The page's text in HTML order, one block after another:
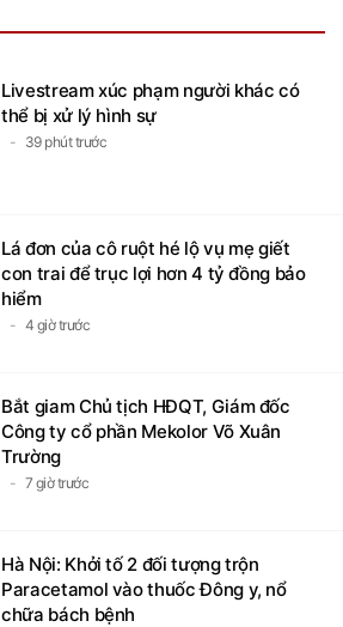
Livestream xúc phạm người khác có
thể bị xử lý hình sự
39 phút trước
Lá đơn của cô ruột hé lộ vụ mẹ giết
con trai để trục lợi hơn 4 tỷ đồng bảo
hiểm
4 giờ trước
Bắt giam Chủ tịch HĐQT, Giám đốc
Công ty cổ phần Mekolor Võ Xuân
Trường
7 giờ trước
Hà Nội: Khởi tố 2 đối tượng trộn
Paracetamol vào thuốc Đông y, nổ
chữa bách bệnh